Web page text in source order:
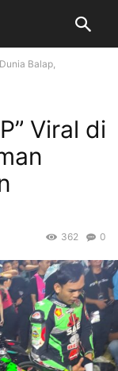
Balap,
Viral di
0
362